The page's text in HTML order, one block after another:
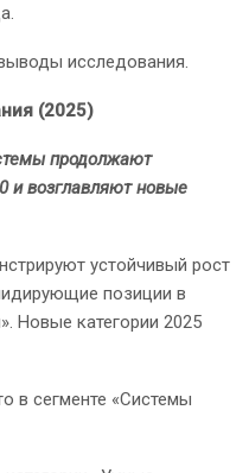
исследования.
(2025)
продолжают
и возглавляют новые
устойчивый рост
позиции в
Новые категории 2025
в сегменте «Системы